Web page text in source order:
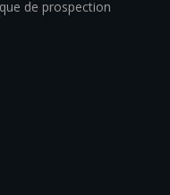
de prospection